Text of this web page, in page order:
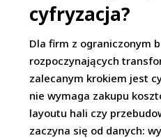
cyfryzacja?
Dla firm z ograniczonym
rozpoczynających
zalecanym krokiem jest
nie wymaga zakupu
layoutu hali czy
zaczyna się od danych: